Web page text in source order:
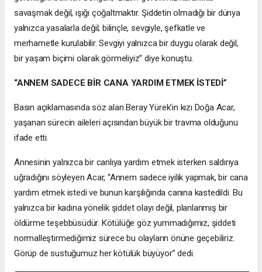
savaşmak değil, ışığı çoğaltmaktır. Şiddetin olmadığı bir dünya
yalnızca yasalarla değil; bilinçle, sevgiyle, şefkatle ve
merhametle kurulabilir. Sevgiyi yalnızca bir duygu olarak değil,
bir yaşam biçimi olarak görmeliyiz” diye konuştu.
“ANNEM SADECE BİR CANA YARDIM ETMEK İSTEDİ”
Basın açıklamasında söz alan Beray Yürek’in kızı Doğa Acar,
yaşanan sürecin aileleri açısından büyük bir travma olduğunu
ifade etti.
Annesinin yalnızca bir canlıya yardım etmek isterken saldırıya
uğradığını söyleyen Acar, “Annem sadece iyilik yapmak, bir cana
yardım etmek istedi ve bunun karşılığında canına kastedildi. Bu
yalnızca bir kadına yönelik şiddet olayı değil, planlanmış bir
öldürme teşebbüsüdür. Kötülüğe göz yummadığımız, şiddeti
normalleştirmediğimiz sürece bu olayların önüne geçebiliriz.
Görüp de sustuğumuz her kötülük büyüyor” dedi.